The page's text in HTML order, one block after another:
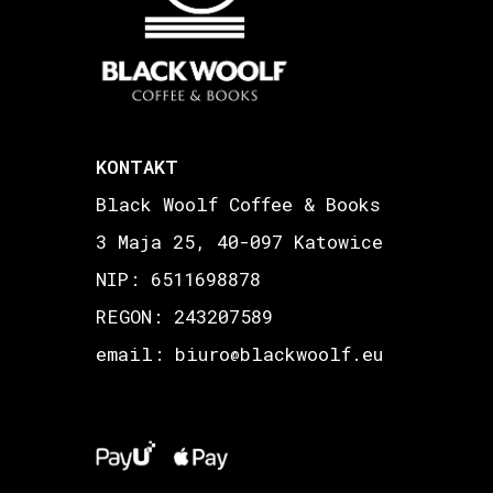
KONTAKT
Black Woolf Coffee & Books
3 Maja 25, 40-097 Katowice
NIP: 6511698878
REGON: 243207589
email: biuro@blackwoolf.eu